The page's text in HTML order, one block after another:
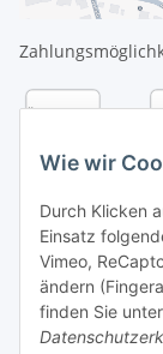
Wie wir
Durch Klicken
Einsatz
Vimeo,
ändern
finden Sie unter